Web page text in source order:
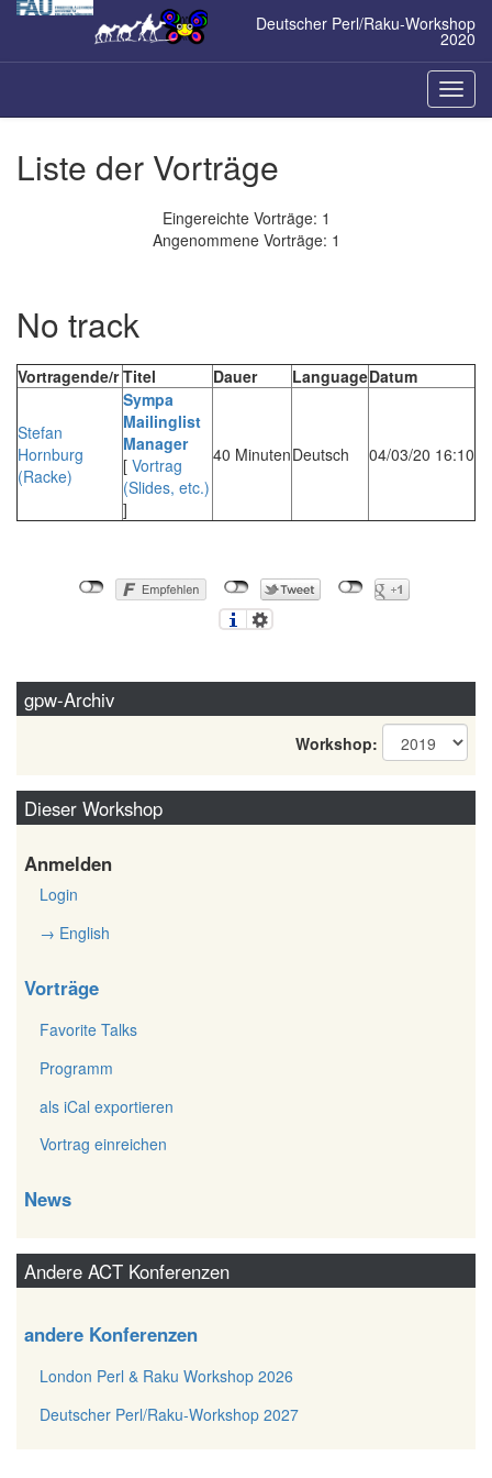
Zum
Deutscher Perl/Raku-Workshop
2020
ein-/
Liste der Vorträge
Eingereichte Vorträge: 1
Angenommene Vorträge: 1
No track
Vortragende/r Titel Dauer LanguageDatum
Stefan
Hornburg
(‎Racke‎)
‎Sympa
Mailinglist
Manager‎
[ Vortrag
(Slides, etc.)
]
40 MinutenDeutsch 04/03/20 16:10
gpw-Archiv
Workshop:
Dieser Workshop
Anmelden
Login
→ English
Vorträge
Favorite Talks
Programm
als iCal exportieren
Vortrag einreichen
News
Andere ACT Konferenzen
andere Konferenzen
London Perl & Raku Workshop 2026
Deutscher Perl/Raku-Workshop 2027